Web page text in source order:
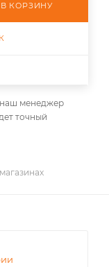
В КОРЗИНУ
наш менеджер
точный